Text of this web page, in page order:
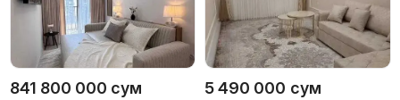
841 800 000 сум 5 490 000 сум